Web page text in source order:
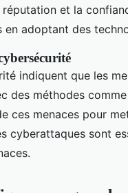
et la
adoptant des
indiquent que les
des méthodes
ces menaces pour
cyberattaques sont